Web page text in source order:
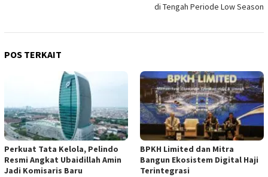
di Tengah Periode Low Season
POS TERKAIT
​Perkuat Tata Kelola, Pelindo
Resmi Angkat Ubaidillah Amin
Jadi Komisaris Baru
BPKH Limited dan Mitra
Bangun Ekosistem Digital Haji
Terintegrasi